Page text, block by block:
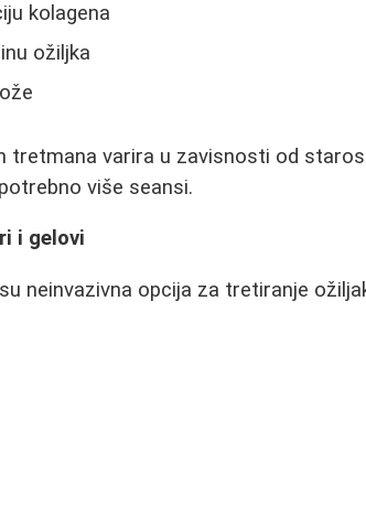
kolagena
ožiljka
tretmana varira u zavisnosti od
više seansi.
i gelovi
neinvazivna opcija za tretiranje